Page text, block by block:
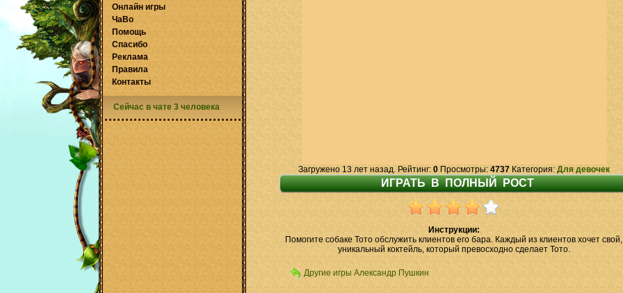
Загружено 13 лет назад. Рейтинг: 0Просмотры: 4737Категория: Для девочек
Инструкции:
Помогите собаке Тото обслужить клиентов его бара. Каждый из клиентов хочет свой,
уникальный коктейль, который превосходно сделает Тото.
Другие игры Александр Пушкин
Онлайн игры
ЧаВо
Помощь
Спасибо
Реклама
Правила
Контакты
Сейчас в чате 3 человека